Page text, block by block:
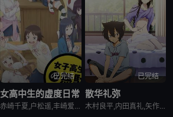
已完结
女高中生的虚度日常
赤崎千夏,户松遥,丰崎爱生,长绳麻理亚,富田美忧,高桥李依,佐藤聪美,市道真央,兴津和幸,上田丽奈,名冢佳织,落合福嗣,松冈祯丞,岛崎信长
已完结
散华礼弥
木村良平,内田真礼,矢作纱友里,井口裕香,荻野晴朗,石冢运升,西山宏太朗,桑岛法子,岩濑周平,西口杏里沙